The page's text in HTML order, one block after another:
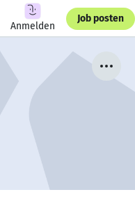
Anmelden
Job posten